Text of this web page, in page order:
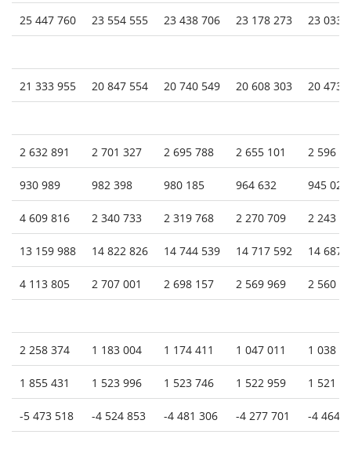
25 447 760 23 554 555 23 438 706 23 178 273 23 033
21 333 955 20 847 554 20 740 549 20 608 303 20 473
2 632 891 2 701 327 2 695 788 2 655 101 2 596
930 989 982 398 980 185 964 632 945 023
4 609 816 2 340 733 2 319 768 2 270 709 2 243
13 159 988 14 822 826 14 744 539 14 717 592 14 687
4 113 805 2 707 001 2 698 157 2 569 969 2 560
2 258 374 1 183 004 1 174 411 1 047 011 1 038
1 855 431 1 523 996 1 523 746 1 522 959 1 521
-5 473 518 -4 524 853 -4 481 306 -4 277 701 -4 464